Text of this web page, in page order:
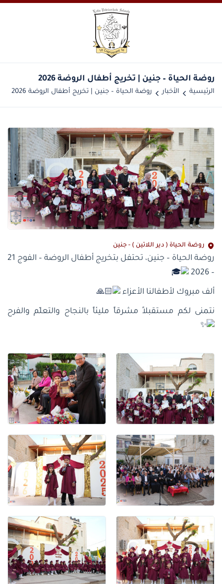
الرئيسية الأخبار
روضة الحياة ( دير اللاتين ) - جنين
روضة الحياة – جنين، تحتفل بتخريج أطفال الروضة – الفوج 21
– 2026
ألف مبروك لأطفالنا الأعزاء
نتمنى لكم مستقبلاً مشرقاً مليئاً بالنجاح والتعلّم والفرح